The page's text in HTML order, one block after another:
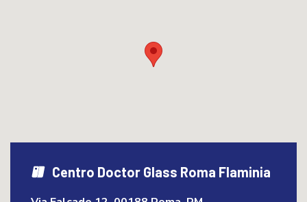
Centro Doctor Glass Roma Flaminia